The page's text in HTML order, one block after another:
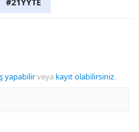
yapabilirveya kayıt olabilirsiniz.